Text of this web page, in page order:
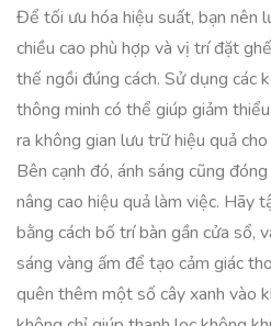
Để tối ưu hóa hiệu suất, bạn nên
chiều cao phù hợp và vị trí đặt
thế ngồi đúng cách. Sử dụng các
thông minh có thể giúp giảm
ra không gian lưu trữ hiệu quả
Bên cạnh đó, ánh sáng cũng
nâng cao hiệu quả làm việc. Hãy
bằng cách bố trí bàn gần cửa sổ,
sáng vàng ấm để tạo cảm giác
quên thêm một số cây xanh vào